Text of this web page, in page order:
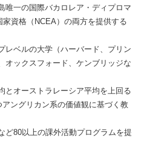
唯一の国際バカロレア・ディプロマ
資格（NCEA）の両方を提供する
レベルの大学（ハーバード、プリン
オックスフォード、ケンブリッジな
とオーストラレーシア平均を上回る
アングリカン系の価値観に基づく教
ど80以上の課外活動プログラムを提